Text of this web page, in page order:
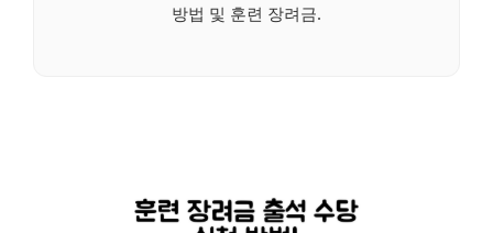
방법 및 훈련 장려금.